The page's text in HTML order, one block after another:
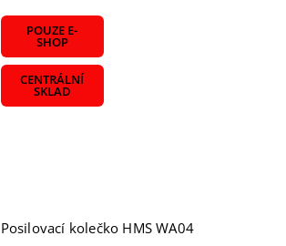
POUZE E-
SHOP
CENTRÁLNÍ
SKLAD
Posilovací kolečko HMS WA04